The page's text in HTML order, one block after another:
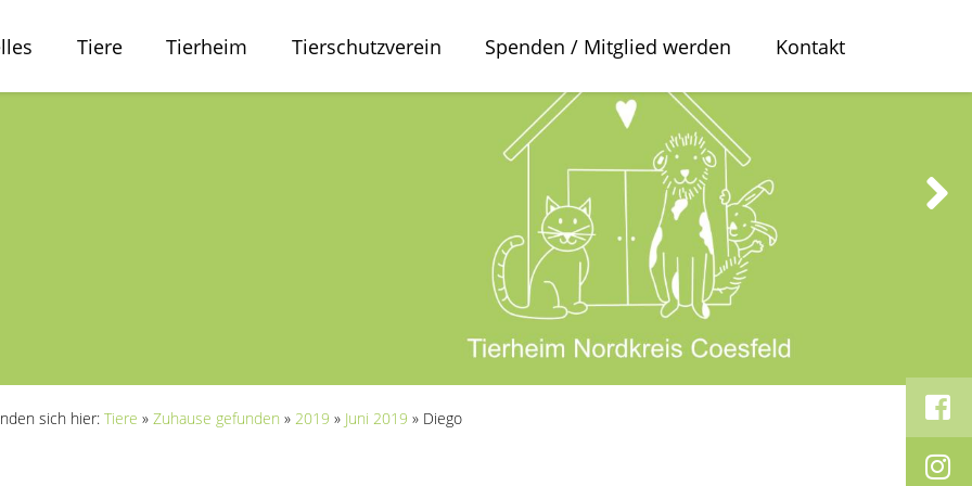
Tiere Tierheim Tierschutzverein Spenden / Mitglied werden Kontakt
sich hier: Tiere » Zuhause gefunden » 2019 » Juni 2019 » Diego